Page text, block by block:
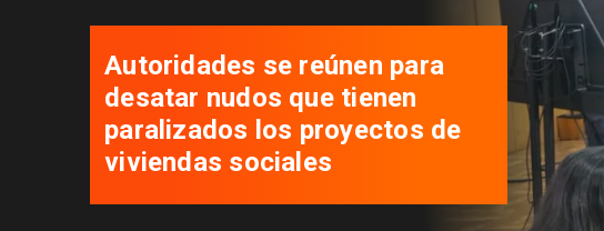
Autoridades se reúnen para
desatar nudos que tienen
paralizados los proyectos de
viviendas sociales